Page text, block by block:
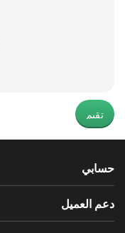
تقيم
حسابي
دعم العميل